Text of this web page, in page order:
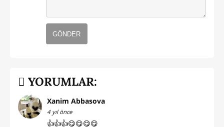
GÖNDER
YORUMLAR:
Xanim Abbasova
4 yıl önce
👍👍👍😋😋😋😋